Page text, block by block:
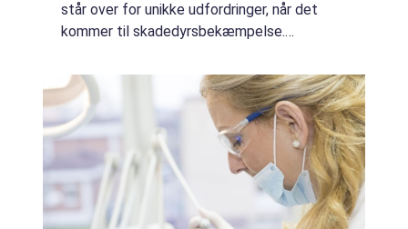
står over for unikke udfordringer, når det
kommer til skadedyrsbekæmpelse.
derfor essentielt for at b...